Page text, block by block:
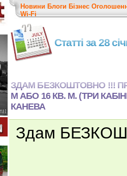
Новини Блоги Бізнес
Wi-Fi
Статті за 28
ЗДАМ БЕЗКОШТОВНО !!!
М АБО 16 КВ. М. (ТРИ
КАНЕВА
Здам